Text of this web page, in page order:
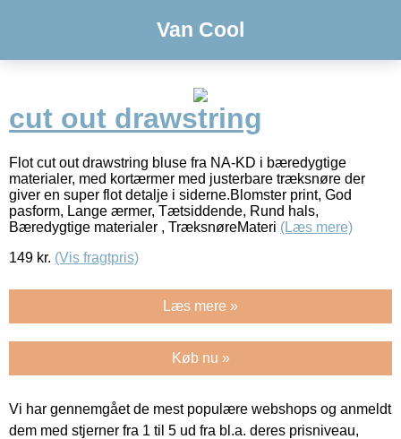
Van Cool
cut out drawstring
Flot cut out drawstring bluse fra NA-KD i bæredygtige
materialer, med kortærmer med justerbare træksnøre der
giver en super flot detalje i siderne.Blomster print, God
pasform, Lange ærmer, Tætsiddende, Rund hals,
Bæredygtige materialer , TræksnøreMateri (Læs mere)
149 kr. (Vis fragtpris)
Læs mere »
Køb nu »
Vi har gennemgået de mest populære webshops og anmeldt
dem med stjerner fra 1 til 5 ud fra bl.a. deres prisniveau,